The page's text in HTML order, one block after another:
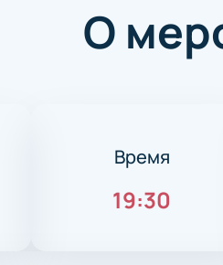
О
Время
19:30